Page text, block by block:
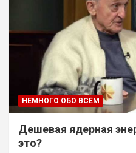
НЕМНОГО ОБО ВСЁМ
Дешевая ядерная
это?